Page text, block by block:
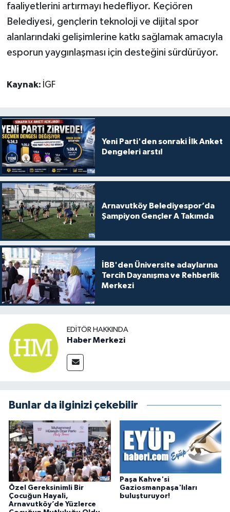
faaliyetlerini artırmayı hedefliyor. Keçiören
Belediyesi, gençlerin teknoloji ve dijital spor
alanlarındaki gelişimlerine katkı sağlamak amacıyla
esporun yaygınlaşması için desteğini sürdürüyor.
Kaynak: İGF
Yeni Parti'den sonraki İlk Anket
Dengeleri arstı!
Arnavutköy Belediyespor’da
Şampiyon Gençler A Takımda
İBB'den Üniversite adaylarına
Tercih Dayanışma ve Rehberlik
Merkezi
EDITÖR HAKKINDA
Haber Merkezi
Bunlar da ilginizi çekebilir
Özel Gereksinimli Bir
Çocuğun Hayali,
Arnavutköy’de Yüzlerce
Paşa Kahve'si
Gaziosmanpaşa'lıları
buluşturuyor!